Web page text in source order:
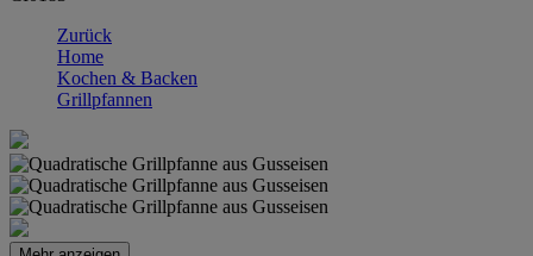
Zurück
Home
Kochen & Backen
Grillpfannen